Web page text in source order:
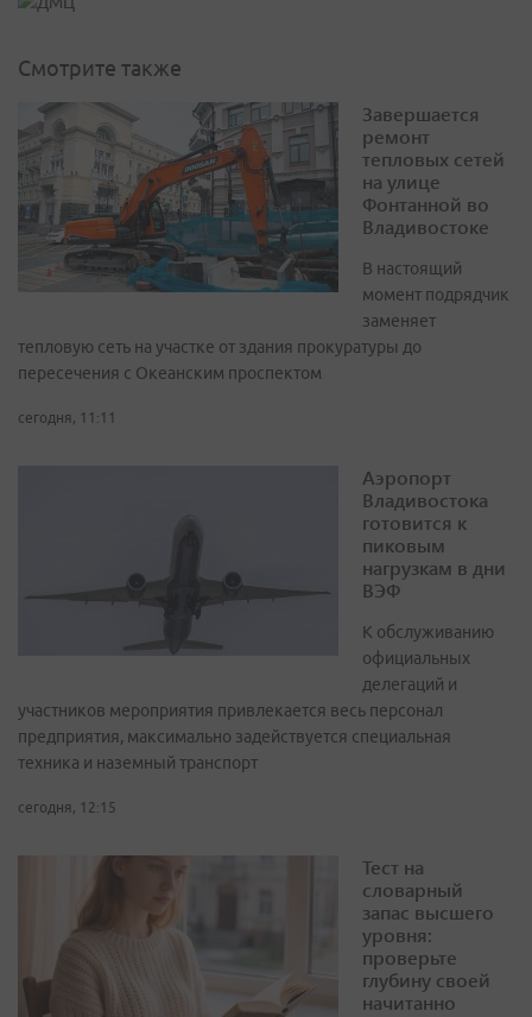
Смотрите также
Завершается
ремонт
тепловых сетей
на улице
Фонтанной во
Владивостоке
В настоящий
момент подрядчик
заменяет
тепловую сеть на участке от здания прокуратуры до
пересечения с Океанским проспектом
сегодня, 11:11
Аэропорт
Владивостока
готовится к
пиковым
нагрузкам в дни
ВЭФ
К обслуживанию
официальных
делегаций и
участников мероприятия привлекается весь персонал
предприятия, максимально задействуется специальная
техника и наземный транспорт
сегодня, 12:15
Тест на
словарный
запас высшего
уровня:
проверьте
глубину своей
начитанно